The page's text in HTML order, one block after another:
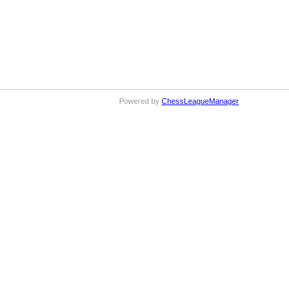
Powered by ChessLeagueManager